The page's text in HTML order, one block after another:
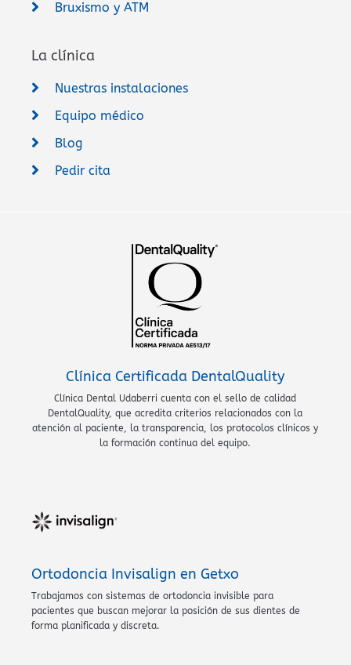
Bruxismo y ATM
La clínica
Nuestras instalaciones
Equipo médico
Blog
Pedir cita
Clínica Certificada DentalQuality
Clínica Dental Udaberri cuenta con el sello de calidad
DentalQuality, que acredita criterios relacionados con la
atención al paciente, la transparencia, los protocolos clínicos y
la formación continua del equipo.
Ortodoncia Invisalign en Getxo
Trabajamos con sistemas de ortodoncia invisible para
pacientes que buscan mejorar la posición de sus dientes de
forma planificada y discreta.